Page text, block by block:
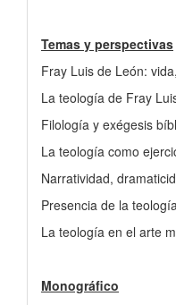
Temas y perspectivas
Fray Luis de León:
La teología de Fray
Filología y exégesis
La teología como
Narratividad,
Presencia de la
La teología en el arte
Monográfico